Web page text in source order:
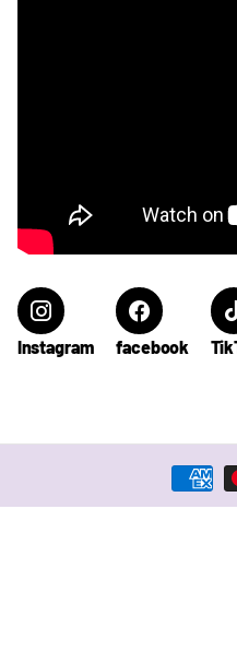
Instagram facebook